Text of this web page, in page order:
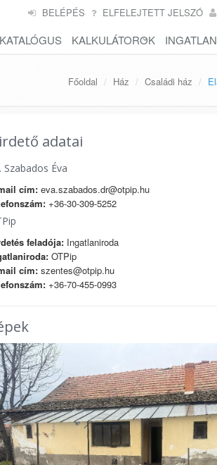
BELÉPÉS ELFELEJTETT JELSZÓ
KALKULÁTOROK
Főoldal Ház Családi ház
adatai
Szabados Éva
cím:eva.szabados.dr@otpip.hu
+36-30-309-5252
feladója:Ingatlaniroda
OTPip
cím:szentes@otpip.hu
+36-70-455-0993